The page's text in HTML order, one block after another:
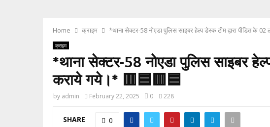
Home क्राइम *थाना सेक्टर-58 नोएडा पुलिस साइबर हेल्प डेस्क टीम द्वारा पीडित
क्राइम
*थाना सेक्टर-58 नोएडा पुलिस साइबर
कराये गये।* 🟥🟦🟥🟦
by admin February 22, 2025 0 228
SHARE 0